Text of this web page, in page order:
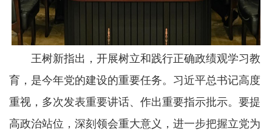
王树新指出，开展树立和践行正确政绩观学习教
育，是今年党的建设的重要任务。习近平总书记高度
重视，多次发表重要讲话、作出重要指示批示。要提
高政治站位，深刻领会重大意义，进一步把握立党为